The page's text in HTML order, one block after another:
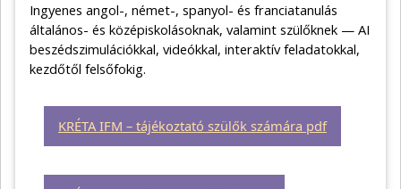
Ingyenes angol-, német-, spanyol- és franciatanulás
általános- és középiskolásoknak, valamint szülőknek — AI
beszédszimulációkkal, videókkal, interaktív feladatokkal,
kezdőtől felsőfokig.
KRÉTA IFM – tájékoztató szülők számára pdf